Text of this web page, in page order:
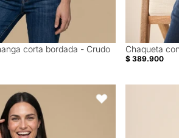
corta bordada - Crudo 40% Off
Chaqueta
$ 389.900
manga corta - Crudo
Favoritos